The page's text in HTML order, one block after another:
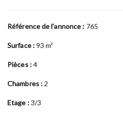
Référence de l'annonce : 765
Surface :93 m²
Pièces :4
Chambres :2
Etage :3/3